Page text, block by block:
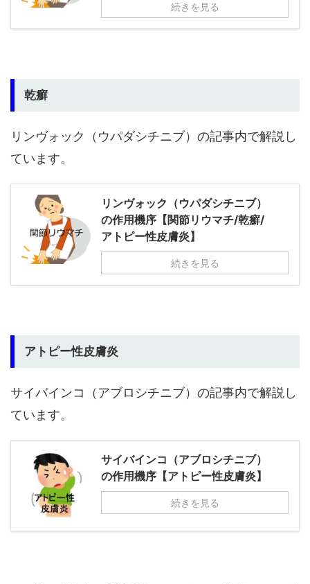
続きを見る
乾癬
リンヴォック（ウパダシチニブ）の記事内で解説し
ています。
リンヴォック（ウパダシチニブ）
の作用機序【関節リウマチ/乾癬/
アトピー性皮膚炎】
続きを見る
アトピー性皮膚炎
サイバインコ（アブロシチニブ）の記事内で解説し
ています。
サイバインコ（アブロシチニブ）
の作用機序【アトピー性皮膚炎】
続きを見る